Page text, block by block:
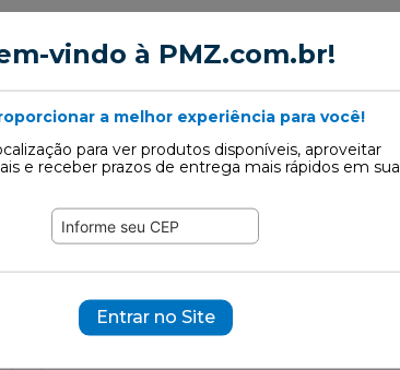
vindo à PMZ.com.br!
a melhor experiência para você!
para ver produtos disponíveis, aproveitar
e receber prazos de entrega mais rápidos em sua
Entrar no Site